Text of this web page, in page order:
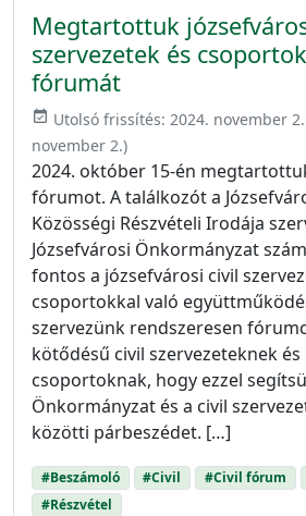
Megtartottuk
szervezetek és
fórumát
event_available Utolsó frissítés: 2024. november 2.
november 2.)
2024. október 15-én
fórumot. A találkozót a
Közösségi Részvételi Irodája
Józsefvárosi Önkormányzat
fontos a józsefvárosi civil
csoportokkal való
szervezünk rendszeresen
kötődésű civil szervezeteknek
csoportoknak, hogy ezzel
Önkormányzat és a civil
közötti párbeszédet. […]
#Beszámoló #Civil #Civil fórum
#Részvétel